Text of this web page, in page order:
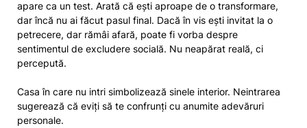
apare ca un test. Arată că ești aproape de o transformare,
dar încă nu ai făcut pasul final. Dacă în vis ești invitat la o
petrecere, dar rămâi afară, poate fi vorba despre
sentimentul de excludere socială. Nu neapărat reală, ci
percepută.
Casa în care nu intri simbolizează sinele interior. Neintrarea
sugerează că eviți să te confrunți cu anumite adevăruri
personale.